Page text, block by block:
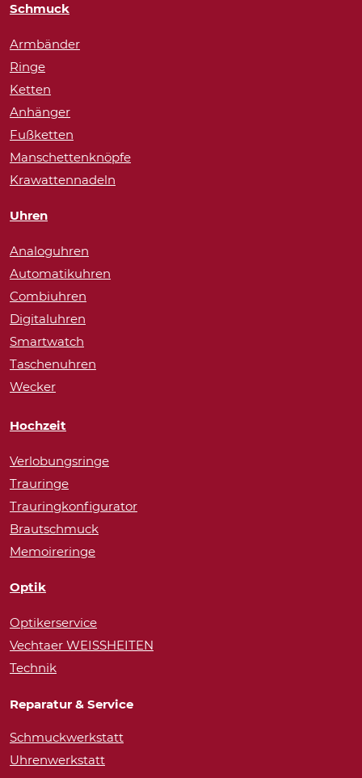
Schmuck
Armbänder
Ringe
Ketten
Anhänger
Fußketten
Manschettenknöpfe
Krawattennadeln
Uhren
Analoguhren
Automatikuhren
Combiuhren
Digitaluhren
Smartwatch
Taschenuhren
Wecker
Hochzeit
Verlobungsringe
Trauringe
Trauringkonfigurator
Brautschmuck
Memoireringe
Optik
Optikerservice
Vechtaer WEISSHEITEN
Technik
Reparatur & Service
Schmuckwerkstatt
Uhrenwerkstatt